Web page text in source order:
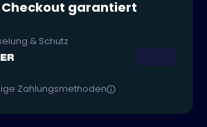
Checkout garantiert
& Schutz
Zahlungsmethoden